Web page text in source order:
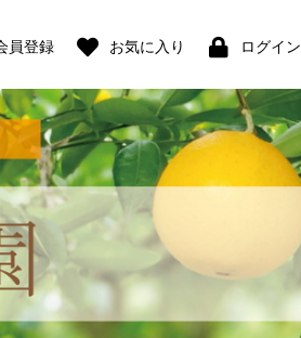
員登録 お気に入り ログイン